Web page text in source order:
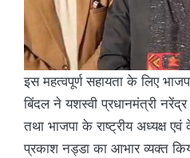
इस महत्वपूर्ण सहायता के लिए
बिंदल ने यशस्वी प्रधानमंत्री
तथा भाजपा के राष्ट्रीय अध्यक्ष
प्रकाश नड्डा का आभार व्यक्त